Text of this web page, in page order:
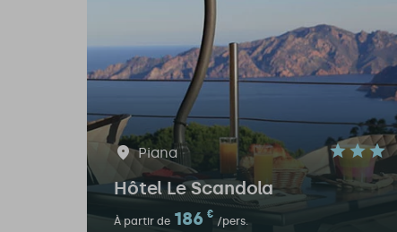
Piana
Hôtel Le Scandola
À partir de 186 €
/pers.